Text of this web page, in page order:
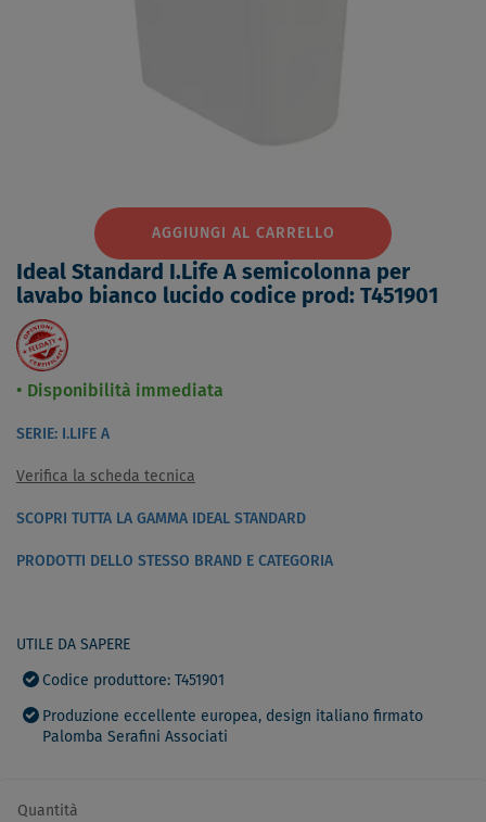
AGGIUNGI AL CARRELLO
Ideal Standard I.Life A semicolonna per
lavabo bianco lucido codice prod: T451901
Disponibilità immediata
SERIE: I.LIFE A
Verifica la scheda tecnica
SCOPRI TUTTA LA GAMMA IDEAL STANDARD
PRODOTTI DELLO STESSO BRAND E CATEGORIA
UTILE DA SAPERE
Codice produttore: T451901
Produzione eccellente europea, design italiano firmato
Palomba Serafini Associati
Quantità